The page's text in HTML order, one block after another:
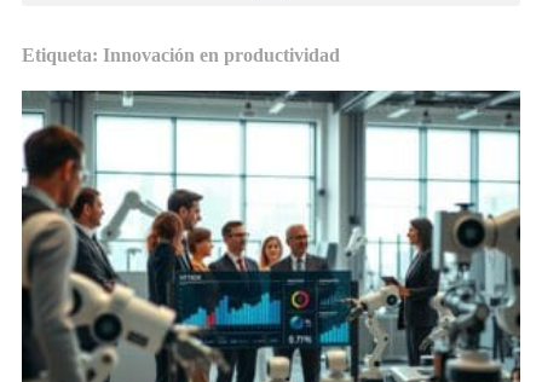
Etiqueta: Innovación en productividad